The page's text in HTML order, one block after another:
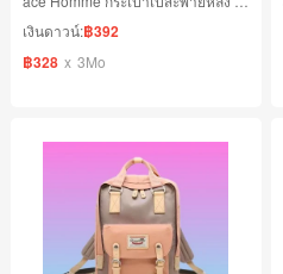
เงินดาวน์:฿392
฿328 x 3Mo